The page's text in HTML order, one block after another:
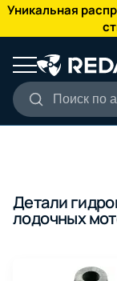
Уникальная
Поиск по
КАТАЛОГ
Детали
лодочных